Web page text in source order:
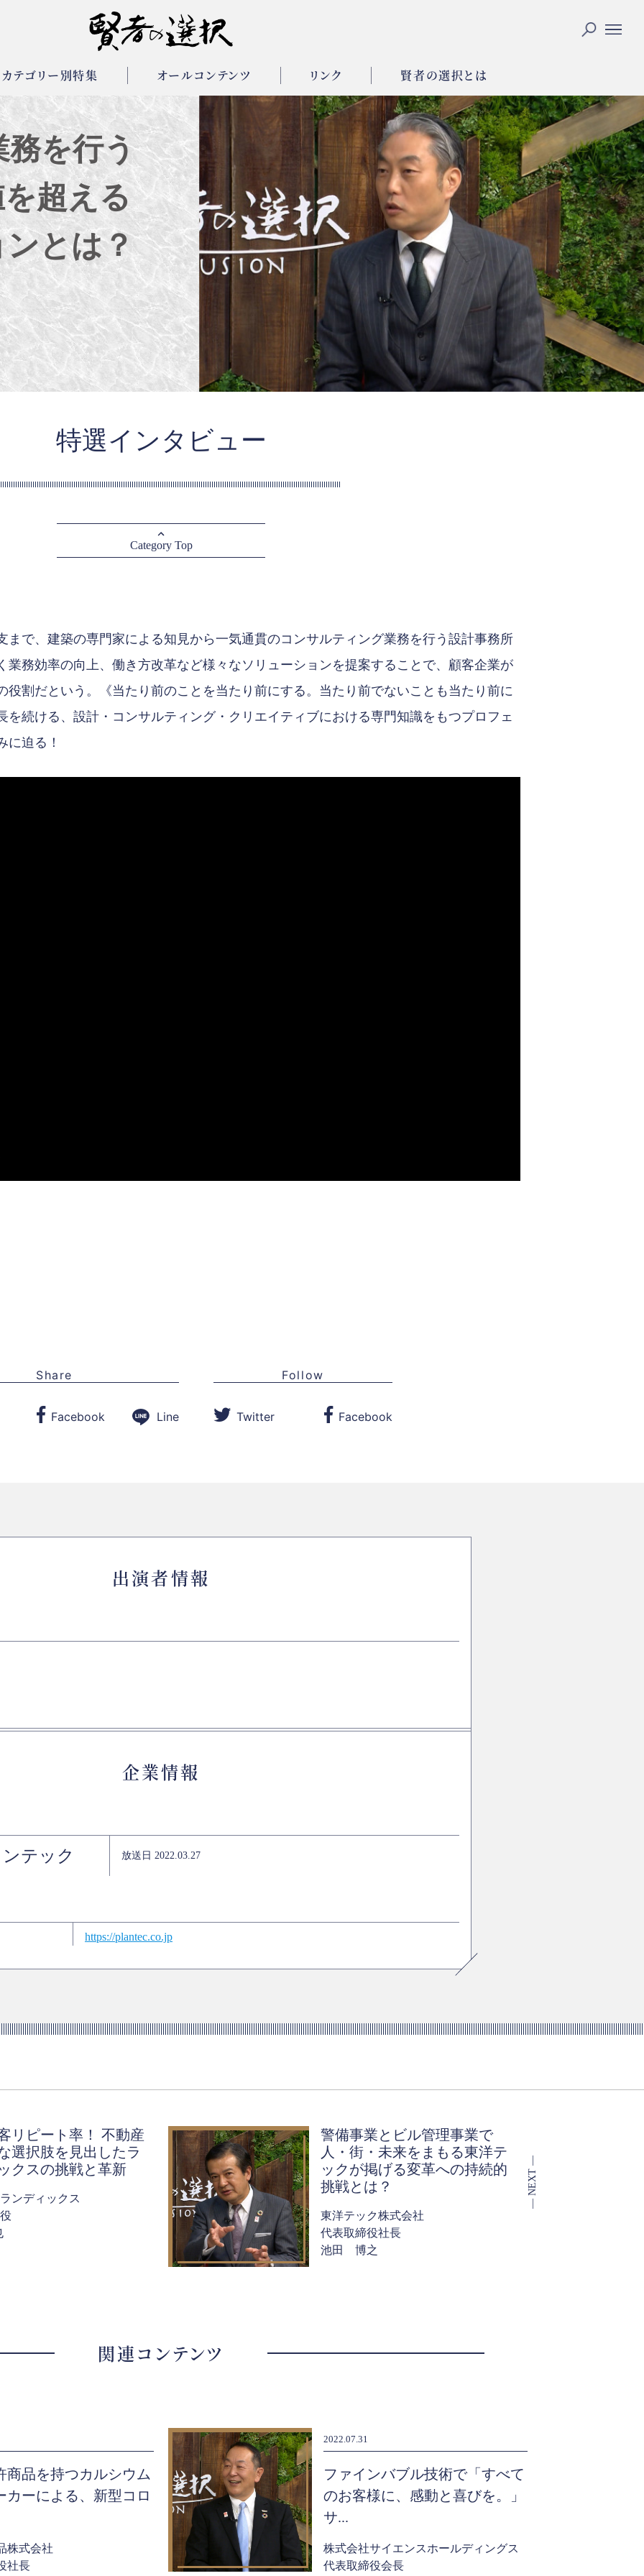
カテゴリー別特集 オールコンテンツ リンク 賢者の選択とは
務を行う
超える
とは？
特選インタビュー
Category Top
まで、建築の専門家による知見から一気通貫のコンサルティング業務を行う設計事務所
業務効率の向上、働き方改革など様々なソリューションを提案することで、顧客企業が
役割だという。《当たり前のことを当たり前にする。当たり前でないことも当たり前に
を続ける、設計・コンサルティング・クリエイティブにおける専門知識をもつプロフェ
に迫る！
Share
Facebook Line
Follow
Twitter Facebook
出演者情報
企業情報
テック 放送日 2022.03.27
https://plantec.co.jp
リピート率！ 不動産
選択肢を見出したラ
クスの挑戦と革新
ンディックス
警備事業とビル管理事業で
人・街・未来をまもる東洋テ
ックが掲げる変革への持続的
挑戦とは？
東洋テック株式会社
代表取締役社長
池田 博之
関連コンテンツ
商品を持つカルシウム
カーによる、新型コロ
株式会社
社長
2022.07.31
ファインバブル技術で「すべて
のお客様に、感動と喜びを。」
サ...
株式会社サイエンスホールディングス
代表取締役会長